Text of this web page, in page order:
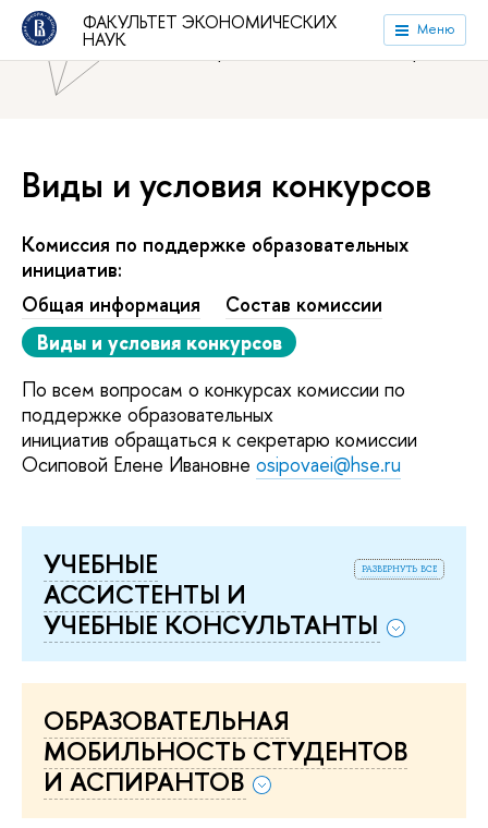
ФАКУЛЬТЕТ ЭКОНОМИЧЕСКИХ
НАУК Меню
Национальный исследовательский университет «Высшая
школа экономики»
Факультет экономических наук
Виды и условия конкурсов
Комиссия по поддержке образовательных
инициатив:
Общая информация
Состав комиссии
Виды и условия конкурсов
По всем вопросам о конкурсах комиссии по
поддержке образовательных
инициатив обращаться к секретарю комиссии
Осиповой Елене Ивановне osipovaei@hse.ru
развернуть все
УЧЕБНЫЕ
АССИСТЕНТЫ И
УЧЕБНЫЕ КОНСУЛЬТАНТЫ
ОБРАЗОВАТЕЛЬНАЯ
МОБИЛЬНОСТЬ СТУДЕНТОВ
И АСПИРАНТОВ